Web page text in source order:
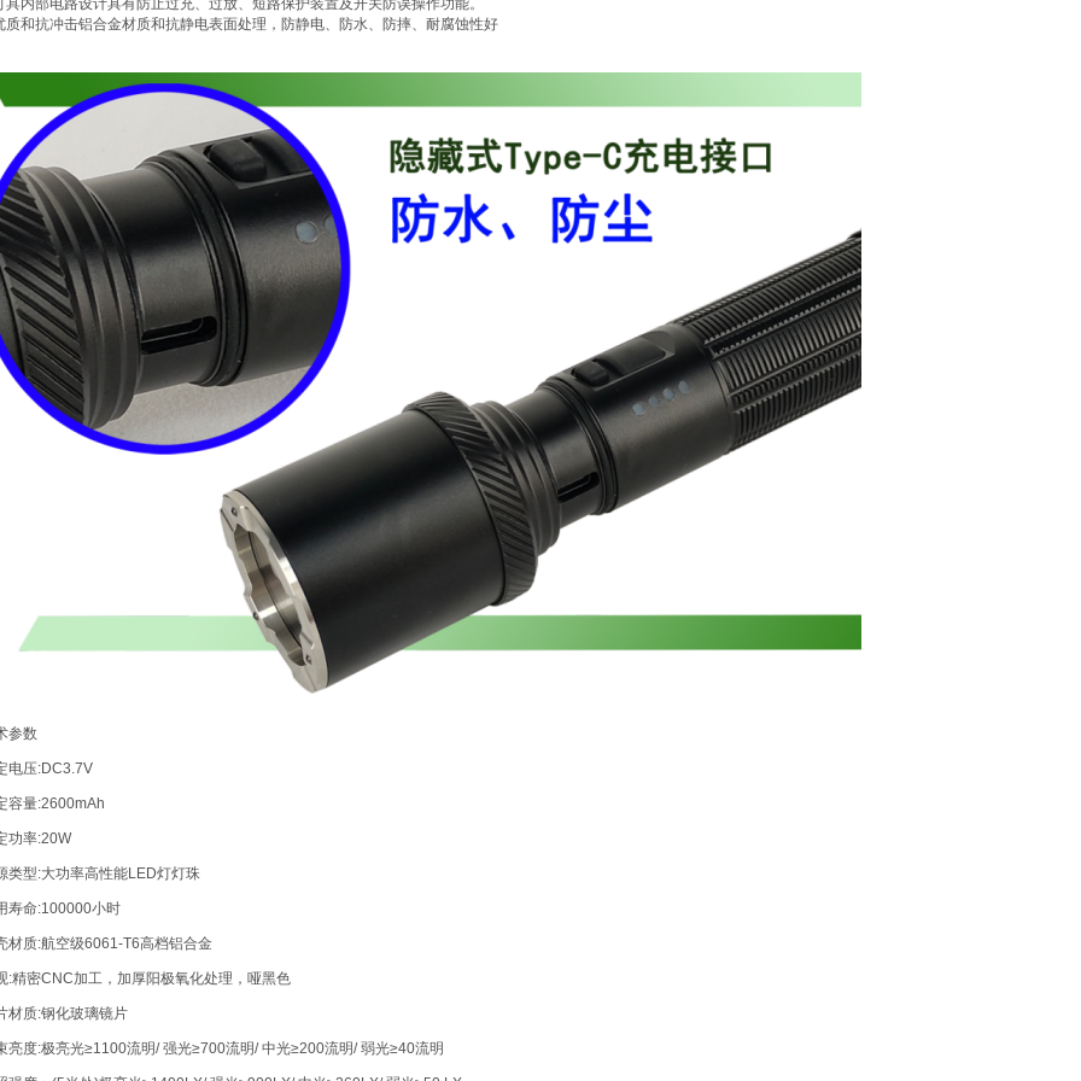
具内部电路设计具有防止过充、过放、短路保护装置及开关防误操作功能。
质和抗冲击铝合金材质和抗静电表面处理，防静电、防水、防摔、耐腐蚀性好
参数
电压:DC3.7V
容量:2600mAh
功率:20W
类型:大功率高性能LED灯灯珠
寿命:100000小时
材质:航空级6061-T6高档铝合金
:精密CNC加工，加厚阳极氧化处理，哑黑色
材质:钢化玻璃镜片
亮度:极亮光≥1100流明/ 强光≥700流明/ 中光≥200流明/ 弱光≥40流明